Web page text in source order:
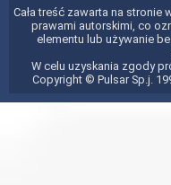
Cała treść zawarta na stronie
prawami autorskimi, co
elementu lub używanie
W celu uzyskania zgody
Copyright © Pulsar Sp.j.